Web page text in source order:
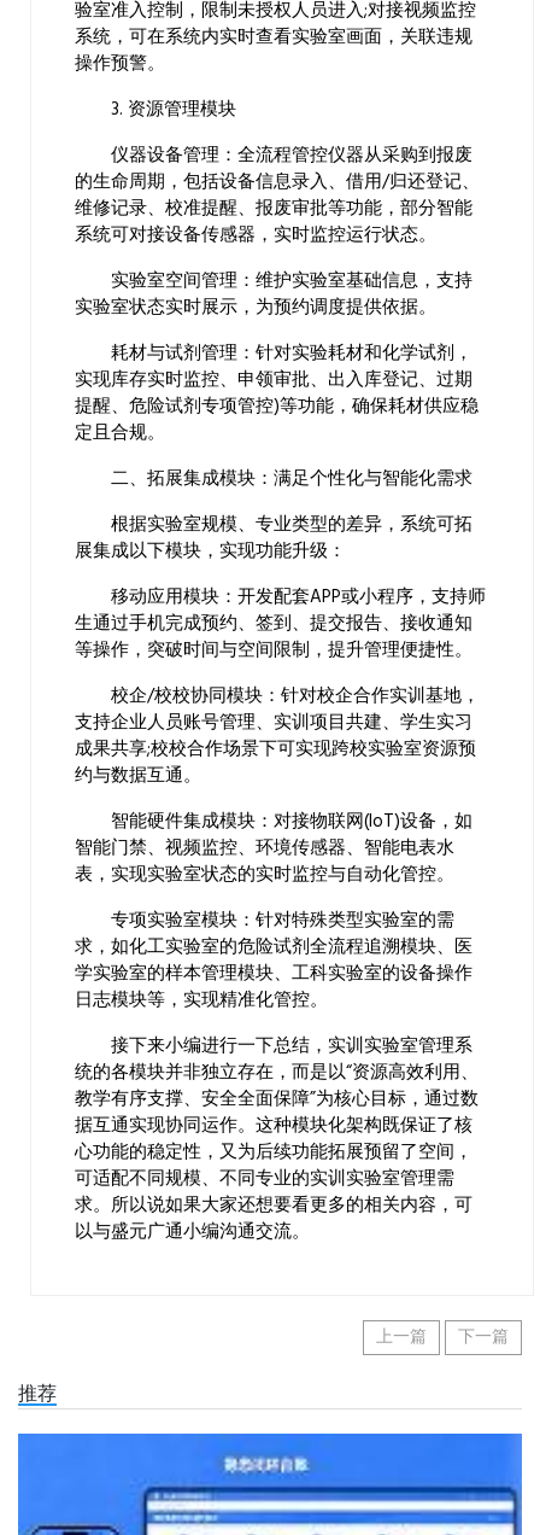
验室准入控制，限制未授权人员进入;对接视频监控
系统，可在系统内实时查看实验室画面，关联违规
操作预警。
3. 资源管理模块
仪器设备管理：全流程管控仪器从采购到报废
的生命周期，包括设备信息录入、借用/归还登记、
维修记录、校准提醒、报废审批等功能，部分智能
系统可对接设备传感器，实时监控运行状态。
实验室空间管理：维护实验室基础信息，支持
实验室状态实时展示，为预约调度提供依据。
耗材与试剂管理：针对实验耗材和化学试剂，
实现库存实时监控、申领审批、出入库登记、过期
提醒、危险试剂专项管控)等功能，确保耗材供应稳
定且合规。
二、拓展集成模块：满足个性化与智能化需求
根据实验室规模、专业类型的差异，系统可拓
展集成以下模块，实现功能升级：
移动应用模块：开发配套APP或小程序，支持师
生通过手机完成预约、签到、提交报告、接收通知
等操作，突破时间与空间限制，提升管理便捷性。
校企/校校协同模块：针对校企合作实训基地，
支持企业人员账号管理、实训项目共建、学生实习
成果共享;校校合作场景下可实现跨校实验室资源预
约与数据互通。
智能硬件集成模块：对接物联网(IoT)设备，如
智能门禁、视频监控、环境传感器、智能电表水
表，实现实验室状态的实时监控与自动化管控。
专项实验室模块：针对特殊类型实验室的需
求，如化工实验室的危险试剂全流程追溯模块、医
学实验室的样本管理模块、工科实验室的设备操作
日志模块等，实现精准化管控。
接下来小编进行一下总结，实训实验室管理系
统的各模块并非独立存在，而是以“资源高效利用、
教学有序支撑、安全全面保障”为核心目标，通过数
据互通实现协同运作。这种模块化架构既保证了核
心功能的稳定性，又为后续功能拓展预留了空间，
可适配不同规模、不同专业的实训实验室管理需
求。所以说如果大家还想要看更多的相关内容，可
以与盛元广通小编沟通交流。
上一篇 下一篇
推荐